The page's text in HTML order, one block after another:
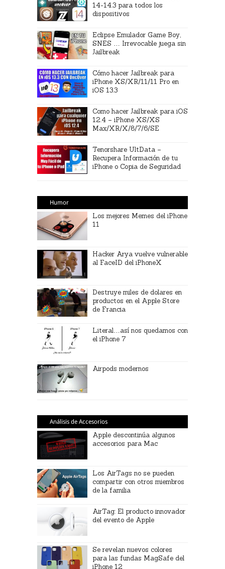
14-14.3 para todos los
dispositivos
Eclipse Emulador Game Boy,
SNES … Irrevocable juega sin
Jailbreak
Cómo hacer Jailbreak para
iPhone XS/XR/11/11 Pro en
iOS 13.3
Como hacer Jailbreak para iOS
12.4 – iPhone XS/XS
Max/XR/X/8/7/6/SE
Tenorshare UltData –
Recupera Información de tu
iPhone o Copia de Seguridad
Humor
Los mejores Memes del iPhone
11
Hacker Arya vuelve vulnerable
al FaceID del iPhoneX
Destruye miles de dolares en
productos en el Apple Store
de Francia
Literal…así nos quedamos con
el iPhone 7
Airpods modernos
Análisis de Accesorios
Apple descontinúa algunos
accesorios para Mac
Los AirTags no se pueden
compartir con otros miembros
de la familia
AirTag: El producto innovador
del evento de Apple
Se revelan nuevos colores
para las fundas MagSafe del
iPhone 12